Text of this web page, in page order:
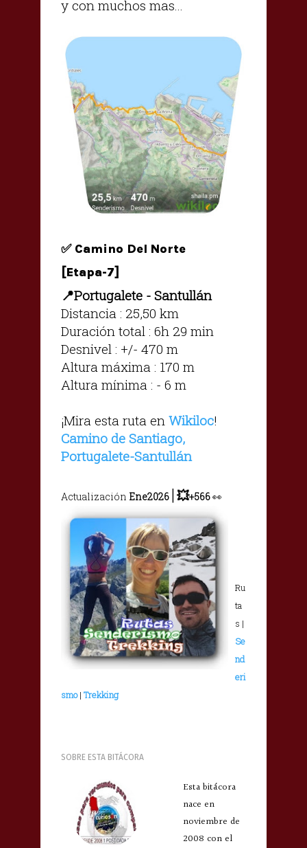
y con muchos mas...
✅ Camino Del Norte
[Etapa-7]
📍Portugalete - Santullán
Distancia : 25,50 km
Duración total : 6h 29 min
Desnivel : +/- 470 m
Altura máxima : 170 m
Altura mínima : - 6 m
¡Mira esta ruta en Wikiloc!
Camino de Santiago,
Portugalete-Santullán
Actualización Ene2026 |💥+566👀
Ru
ta
s |
Se
nd
eri
smo| Trekking
SOBRE ESTA BITÁCORA
Esta bitácora
nace en
noviembre de
2008 con el